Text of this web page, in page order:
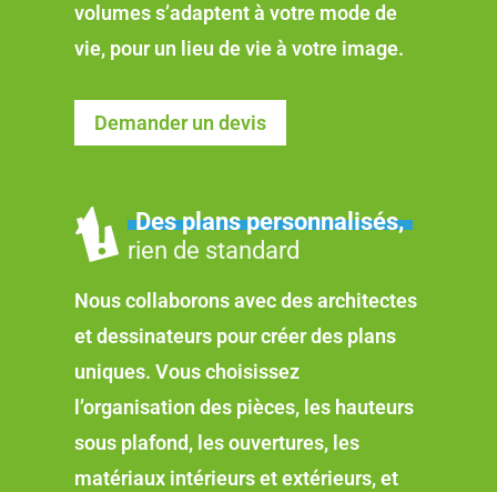
volumes s’adaptent à votre mode de
vie, pour un lieu de vie à votre image.
Demander un devis
Des plans personnalisés,
rien de standard
Nous collaborons avec des architectes
et dessinateurs pour créer des plans
uniques. Vous choisissez
l’organisation des pièces, les hauteurs
sous plafond, les ouvertures, les
matériaux intérieurs et extérieurs, et